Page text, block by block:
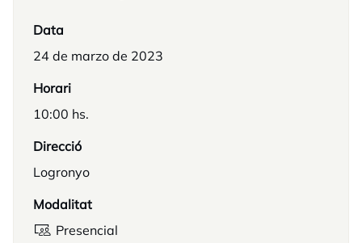
Data
24 de marzo de 2023
Horari
10:00 hs.
Direcció
Logronyo
Modalitat
Presencial